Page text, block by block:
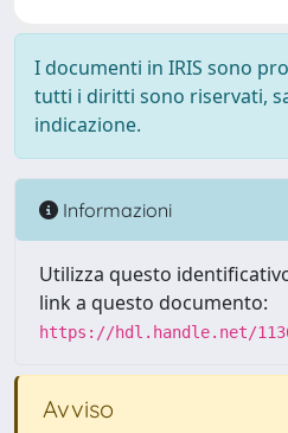
I documenti in IRIS sono
tutti i diritti sono riservati,
indicazione.
Informazioni
Utilizza questo
link a questo documento:
https://hdl.handle.net/
Avviso